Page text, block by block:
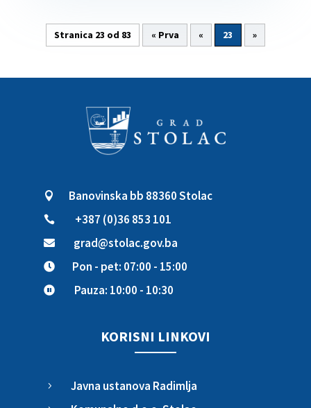
Stranica 23 od 83 « Prva « 23 »
 Banovinska bb 88360 Stolac
 +387 (0)36 853 101
 grad@stolac.gov.ba
 Pon - pet: 07:00 - 15:00
 Pauza: 10:00 - 10:30
KORISNI LINKOVI
5 Javna ustanova Radimlja